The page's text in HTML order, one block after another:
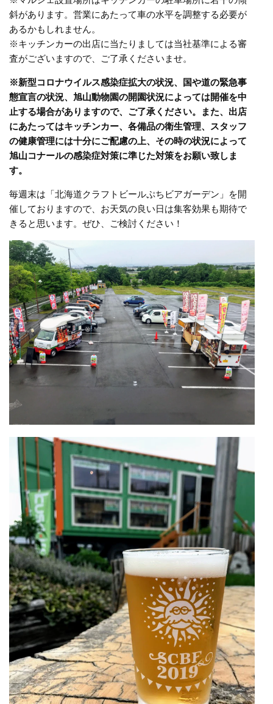
斜があります。営業にあたって車の水平を調整する必要が
あるかもしれません。
※キッチンカーの出店に当たりましては当社基準による審
査がございますので、ご了承くださいませ。
※新型コロナウイルス感染症拡大の状況、国や道の緊急事
態宣言の状況、旭山動物園の開園状況によっては開催を中
止する場合がありますので、ご了承ください。また、出店
にあたってはキッチンカー、各備品の衛生管理、スタッフ
の健康管理には十分にご配慮の上、その時の状況によって
旭山コナールの感染症対策に準じた対策をお願い致しま
す。
毎週末は「北海道クラフトビールぷちビアガーデン」を開
催しておりますので、お天気の良い日は集客効果も期待で
きると思います。ぜひ、ご検討ください！